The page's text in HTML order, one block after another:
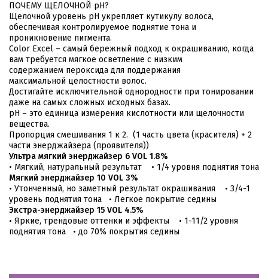
ПОЧЕМУ ЩЕЛОЧНОЙ pH?
Щелочной уровень pH укрепляет кутикулу волоса,
обеспечивая контролируемое поднятие тона и
проникновение пигмента.
Color Excel – самый бережный подход к окрашиванию, когда
вам требуется мягкое осветление с низким
содержанием пероксида для поддержания
максимальной целостности волос.
Достигайте исключительной однородности при тонировании
даже на самых сложных исходных базах.
рН – это единица измерения кислотности или щелочности
вещества.
Пропорция смешивания 1 к 2. (1 часть цвета (красителя) + 2
части энерджайзера (проявителя))
Ультра мягкий энерджайзер 6 VOL 1.8%
• Мягкий, натуральный результат • 1/4 уровня поднятия тона
Мягкий энерджайзер 10 VOL 3%
• Утонченный, но заметный результат окрашивания • 3/4-1
уровень поднятия тона • Легкое покрытие седины
Экстра-энерджайзер 15 VOL 4.5%
• Яркие, трендовые оттенки и эффекты • 1-11/2 уровня
поднятия тона • до 70% покрытия седины